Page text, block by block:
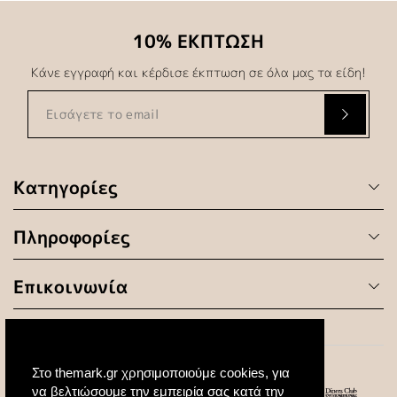
Στο themark.gr χρησιμοποιούμε cookies, για
να βελτιώσουμε την εμπειρία σας κατά την
Κατηγορίες
Πληροφορίες
Επικοινωνία
10% ΕΚΠΤΩΣΗ
Κάνε εγγραφή και κέρδισε έκπτωση σε όλα μας τα είδη!